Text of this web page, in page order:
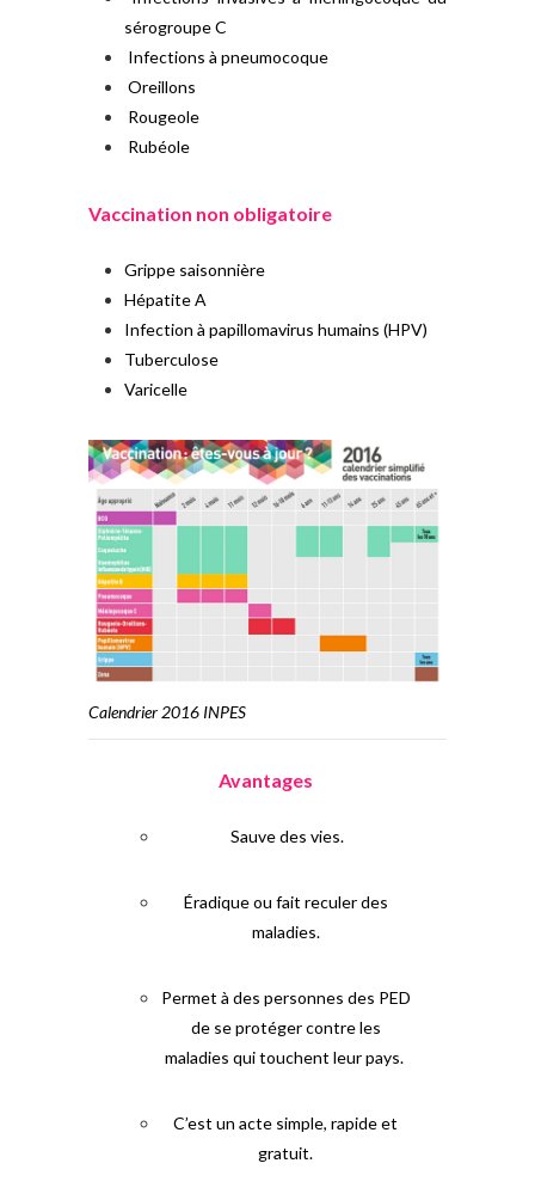
sérogroupe C
Infections à pneumocoque
Oreillons
Rougeole
Rubéole
Vaccination non obligatoire
Grippe saisonnière
Hépatite A
Infection à papillomavirus humains (HPV)
Tuberculose
Varicelle
Calendrier 2016 INPES
Avantages
Sauve des vies.
Éradique ou fait reculer des
maladies.
Permet à des personnes des PED
de se protéger contre les
maladies qui touchent leur pays.
C’est un acte simple, rapide et
gratuit.